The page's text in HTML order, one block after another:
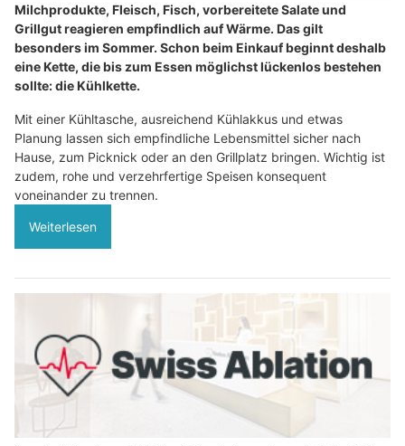
Milchprodukte, Fleisch, Fisch, vorbereitete Salate und
Grillgut reagieren empfindlich auf Wärme. Das gilt
besonders im Sommer. Schon beim Einkauf beginnt deshalb
eine Kette, die bis zum Essen möglichst lückenlos bestehen
sollte: die Kühlkette.
Mit einer Kühltasche, ausreichend Kühlakkus und etwas
Planung lassen sich empfindliche Lebensmittel sicher nach
Hause, zum Picknick oder an den Grillplatz bringen. Wichtig ist
zudem, rohe und verzehrfertige Speisen konsequent
voneinander zu trennen.
Weiterlesen